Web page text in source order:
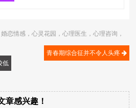
婚恋情感 ，心灵花园 ，心理医生 ，心理咨询 ，
低
青春期综合征并不令人头疼
章感兴趣！